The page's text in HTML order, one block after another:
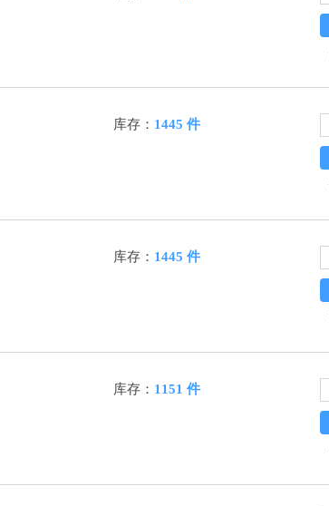
库存： 1445 件
库存： 1445 件
库存： 1151 件